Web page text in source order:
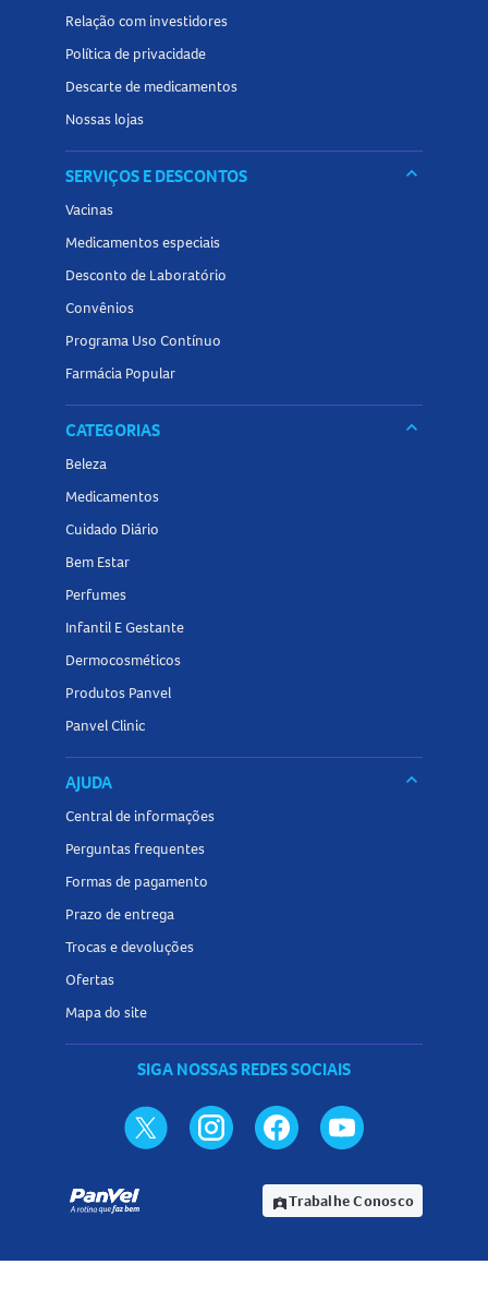
para deixar a rotina mais saborosa e refrescante. Conheça
a categoria deBalasna Panvel Farmácias e encontre tudo o
que precisa para ter mais praticidade e frescor no dia a dia.
Relação com investidores
Política de privacidade
Descarte de medicamentos
Nossas lojas
SERVIÇOS E DESCONTOS keyboard_arrow_down
Vacinas
Medicamentos especiais
Desconto de Laboratório
Convênios
Programa Uso Contínuo
Farmácia Popular
CATEGORIAS keyboard_arrow_down
Beleza
Medicamentos
Cuidado Diário
Bem Estar
Perfumes
Infantil E Gestante
Dermocosméticos
Produtos Panvel
Panvel Clinic
AJUDA keyboard_arrow_down
Central de informações
Perguntas frequentes
Formas de pagamento
Prazo de entrega
Trocas e devoluções
Ofertas
Mapa do site
SIGA NOSSAS REDES SOCIAIS
assignment_indTrabalhe Conosco